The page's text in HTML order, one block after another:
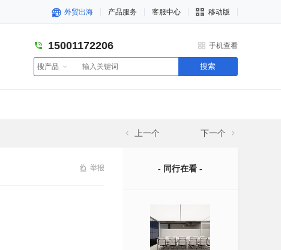
外贸出海 产品服务 客服中心 移动版
15001172206 手机查看
搜产品 搜索
上一个 下一个
举报 - 同行在看 -